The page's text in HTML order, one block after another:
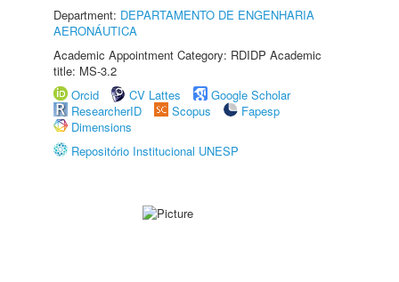
Department: DEPARTAMENTO DE ENGENHARIA
AERONÁUTICA
Academic Appointment Category: RDIDP Academic
title: MS-3.2
Orcid
CV Lattes
Google Scholar
ResearcherID
Scopus
Fapesp
Dimensions
Repositório Institucional UNESP